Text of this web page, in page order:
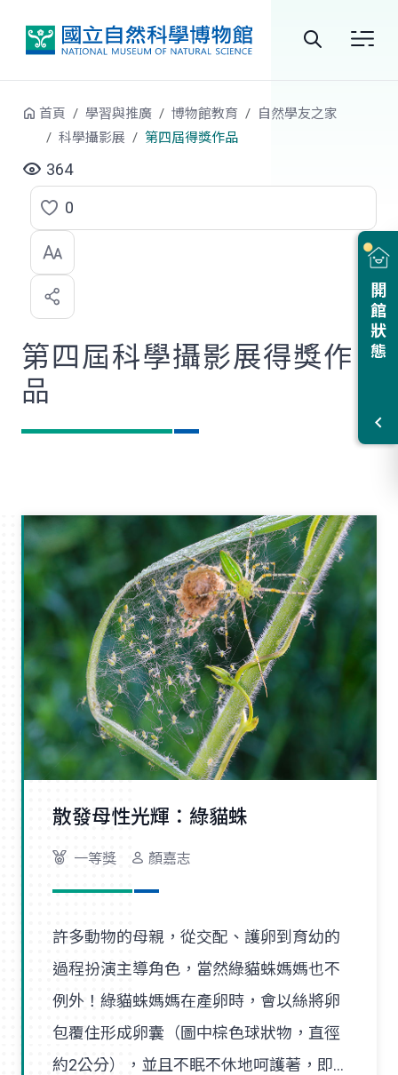
站
開館狀態
首頁 學習與推廣 博物館教育
自然學友之家
科學攝影展
第四屆得獎作品
364
點
選
喜
歡
0
第四屆科學攝影展得獎作
品
散發母性光輝：綠貓蛛
一等獎 顏嘉志
許多動物的母親，從交配、護卵到育幼的
過程扮演主導角色，當然綠貓蛛媽媽也不
例外！綠貓蛛媽媽在產卵時，會以絲將卵
包覆住形成卵囊（圖中棕色球狀物，直徑
約2公分），並且不眠不休地呵護著，即